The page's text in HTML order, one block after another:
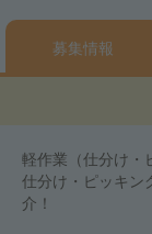
募集情報
軽作業（仕分け・
仕分け・ピッキン
介！